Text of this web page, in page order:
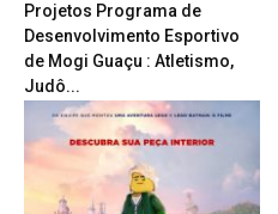
Projetos Programa de
Desenvolvimento Esportivo
de Mogi Guaçu : Atletismo,
Judô...